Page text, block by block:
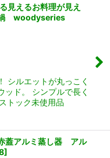
えるお料理が見え
鍋 woodyseries
シルエットが丸っこく
ッド。 シンプルで長く
トック未使用品
アルミ蒸し器 アル
]